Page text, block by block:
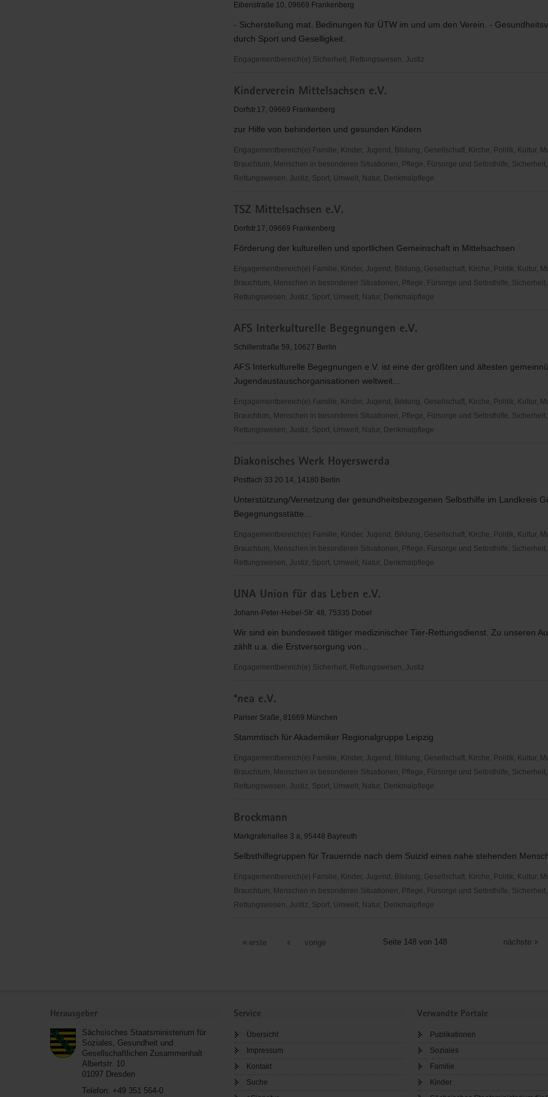
Eibenstraße 10, 09669 Frankenberg
- Sicherstellung mat. Bedinungen für ÜTW im und um den Verein. -
durch Sport und Geselligkeit.
Engagementbereich(e) Sicherheit, Rettungswesen, Justiz
Vorwärts
Frankenberg
Kinderverein Mittelsachsen e.V.
Dorfstr.17, 09669 Frankenberg
zur Hilfe von behinderten und gesunden Kindern
Engagementbereich(e) Familie, Kinder, Jugend, Bildung, Gesellschaft, Kirche, Politik, Kultur,
Brauchtum, Menschen in besonderen Situationen, Pflege, Fürsorge und Selbsthilfe, Sicherheit,
Rettungswesen, Justiz, Sport, Umwelt, Natur, Denkmalpflege
Mittelsachsen
e.V.
TSZ Mittelsachsen e.V.
Dorfstr.17, 09669 Frankenberg
Förderung der kulturellen und sportlichen Gemeinschaft in Mittelsachsen
Engagementbereich(e) Familie, Kinder, Jugend, Bildung, Gesellschaft, Kirche, Politik, Kultur,
Brauchtum, Menschen in besonderen Situationen, Pflege, Fürsorge und Selbsthilfe, Sicherheit,
Rettungswesen, Justiz, Sport, Umwelt, Natur, Denkmalpflege
Mittelsachsen
e.V.
AFS Interkulturelle Begegnungen e.V.
Schillerstraße 59, 10627 Berlin
AFS Interkulturelle Begegnungen e.V. ist eine der größten und ältesten
Jugendaustauschorganisationen weltweit...
Engagementbereich(e) Familie, Kinder, Jugend, Bildung, Gesellschaft, Kirche, Politik, Kultur,
Brauchtum, Menschen in besonderen Situationen, Pflege, Fürsorge und Selbsthilfe, Sicherheit,
Rettungswesen, Justiz, Sport, Umwelt, Natur, Denkmalpflege
Interkulturelle
Begegnungen
Diakonisches Werk Hoyerswerda
Postfach 33 20 14, 14180 Berlin
Unterstützung/Vernetzung der gesundheitsbezogenen Selbsthilfe im Landkreis
Begegnungsstätte...
Engagementbereich(e) Familie, Kinder, Jugend, Bildung, Gesellschaft, Kirche, Politik, Kultur,
Brauchtum, Menschen in besonderen Situationen, Pflege, Fürsorge und Selbsthilfe, Sicherheit,
Rettungswesen, Justiz, Sport, Umwelt, Natur, Denkmalpflege
Werk
Hoyerswerda
UNA Union für das Leben e.V.
Johann-Peter-Hebel-Str. 48, 75335 Dobel
Wir sind ein bundesweit tätiger medizinischer Tier-Rettungsdienst. Zu unseren
zählt u.a. die Erstversorgung von...
Engagementbereich(e) Sicherheit, Rettungswesen, Justiz
Union
für
Leben
e.V.
*nea e.V.
Pariser Sraße, 81669 München
Stammtisch für Akademiker Regionalgruppe Leipzig
Engagementbereich(e) Familie, Kinder, Jugend, Bildung, Gesellschaft, Kirche, Politik, Kultur,
Brauchtum, Menschen in besonderen Situationen, Pflege, Fürsorge und Selbsthilfe, Sicherheit,
Rettungswesen, Justiz, Sport, Umwelt, Natur, Denkmalpflege
e.V.
Brockmann
Markgrafenallee 3 a, 95448 Bayreuth
Selbsthilfegruppen für Trauernde nach dem Suizid eines nahe stehenden
Engagementbereich(e) Familie, Kinder, Jugend, Bildung, Gesellschaft, Kirche, Politik, Kultur,
Brauchtum, Menschen in besonderen Situationen, Pflege, Fürsorge und Selbsthilfe, Sicherheit,
Rettungswesen, Justiz, Sport, Umwelt, Natur, Denkmalpflege
erste vorige Seite 148 von 148 nächste
Herausgeber
Sächsisches Staatsministerium für
Soziales, Gesundheit und
Gesellschaftlichen Zusammenhalt
Albertstr. 10
01097 Dresden
Telefon: +49 351 564-0
Service
Übersicht
Impressum
Kontakt
Suche
Verwandte Portale
Publikationen
Soziales
Familie
Kinder